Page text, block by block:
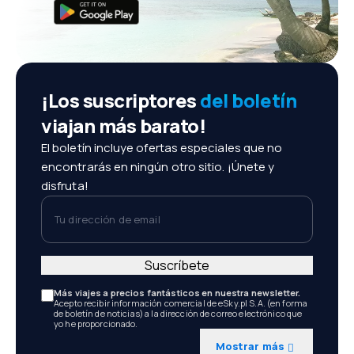
¡Los suscriptoresdel boletín
viajan más barato!
El boletín incluye ofertas especiales que no
encontrarás en ningún otro sitio. ¡Únete y
disfruta!
Tu dirección de email
Más viajes a precios fantásticos en nuestra newsletter.
Acepto recibir información comercial de eSky.pl S.A. (en forma
de boletín de noticias) a la dirección de correo electrónico que
yo he proporcionado.
Mostrar más
Suscríbete